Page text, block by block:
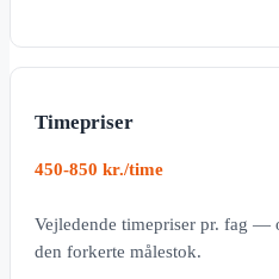
Timepriser
450-850 kr./time
Vejledende timepriser pr. fag —
den forkerte målestok.